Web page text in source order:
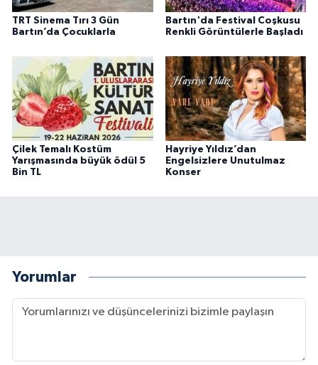
TRT Sinema Tırı 3 Gün
Bartın’da Çocuklarla
Bartın'da Festival Coşkusu
Renkli Görüntülerle Başladı
Çilek Temalı Kostüm
Yarışmasında büyük ödül 5
Bin TL
Hayriye Yıldız’dan
Engelsizlere Unutulmaz
Konser
Yorumlar